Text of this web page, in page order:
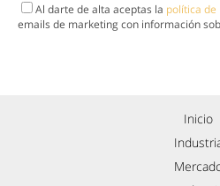
Al darte de alta aceptas la política
emails de marketing con información
Inicio